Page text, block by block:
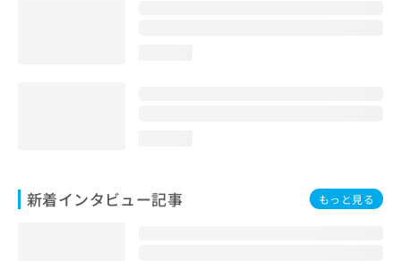
新着インタビュー記事 もっと見る